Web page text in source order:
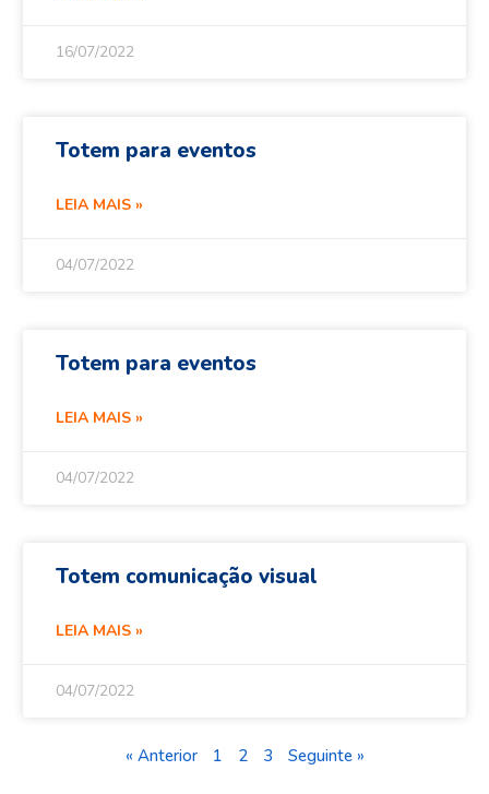
16/07/2022
Totem para eventos
LEIA MAIS »
04/07/2022
Totem para eventos
LEIA MAIS »
04/07/2022
Totem comunicação visual
LEIA MAIS »
04/07/2022
« Anterior 1 2 3 Seguinte »